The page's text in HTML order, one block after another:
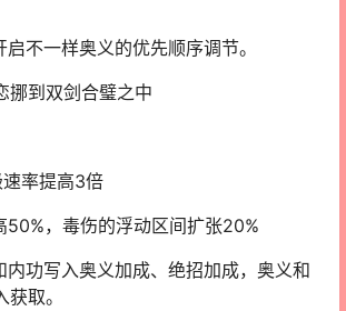
不一样奥义的优先顺序调节。
挪到双剑合璧之中
速率提高3倍
50%，毒伤的浮动区间扩张20%
内功写入奥义加成、绝招加成，奥义和
取。